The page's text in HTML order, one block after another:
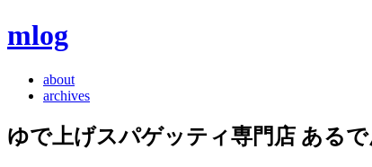
mlog
about
archives
ゆで上げスパゲッティ専門店 ある